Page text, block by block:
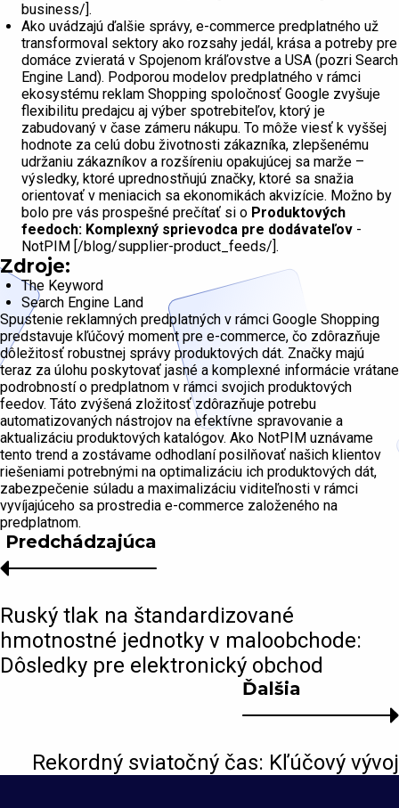
business/].
Ako uvádzajú ďalšie správy, e-commerce predplatného už
transformoval sektory ako rozsahy jedál, krása a potreby pre
domáce zvieratá v Spojenom kráľovstve a USA (pozri Search
Engine Land). Podporou modelov predplatného v rámci
ekosystému reklam Shopping spoločnosť Google zvyšuje
flexibilitu predajcu aj výber spotrebiteľov, ktorý je
zabudovaný v čase zámeru nákupu. To môže viesť k vyššej
hodnote za celú dobu životnosti zákazníka, zlepšenému
udržaniu zákazníkov a rozšíreniu opakujúcej sa marže –
výsledky, ktoré uprednostňujú značky, ktoré sa snažia
orientovať v meniacich sa ekonomikách akvizície. Možno by
bolo pre vás prospešné prečítať si o Produktových
feedoch: Komplexný sprievodca pre dodávateľov -
NotPIM [/blog/supplier-product_feeds/].
Zdroje:
The Keyword
Search Engine Land
Spustenie reklamných predplatných v rámci Google Shopping
predstavuje kľúčový moment pre e-commerce, čo zdôrazňuje
dôležitosť robustnej správy produktových dát. Značky majú
teraz za úlohu poskytovať jasné a komplexné informácie vrátane
podrobností o predplatnom v rámci svojich produktových
feedov. Táto zvýšená zložitosť zdôrazňuje potrebu
automatizovaných nástrojov na efektívne spravovanie a
aktualizáciu produktových katalógov. Ako NotPIM uznávame
tento trend a zostávame odhodlaní posilňovať našich klientov
riešeniami potrebnými na optimalizáciu ich produktových dát,
zabezpečenie súladu a maximalizáciu viditeľnosti v rámci
vyvíjajúceho sa prostredia e-commerce založeného na
predplatnom.
Ďalšia
Rekordný sviatočný čas: Kľúčový vývoj
Predchádzajúca
Ruský tlak na štandardizované
hmotnostné jednotky v maloobchode:
Dôsledky pre elektronický obchod